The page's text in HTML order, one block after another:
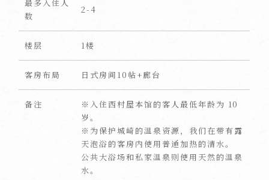
最多入住人
数
2-4
楼层 1楼
客房布局 日式房间10帖+廊台
备注
※入住西村屋本馆的客人最低年龄为 10
岁。
※为保护城崎的温泉资源，我们在带有露
天泡浴的客房内使用普通加热的清水。
公共大浴场和私家温泉则使用天然的温泉
水。